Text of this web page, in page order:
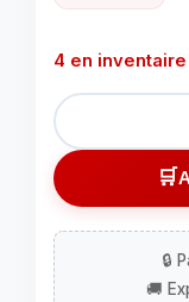
4 en inventaire
quantité
de
Souris
logitech
fil
silver